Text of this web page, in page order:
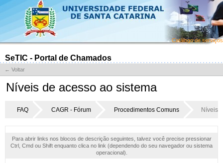
Catálogo de serviços
SeTIC - Portal de Chamados
← Voltar
Níveis de acesso ao sistema
FAQ CAGR - Fórum Procedimentos Comuns Níveis
Para abrir links nos blocos de descrição seguintes, talvez você precise pressionar
Ctrl, Cmd ou Shift enquanto clica no link (dependendo do seu navegador ou sistema
operacional).